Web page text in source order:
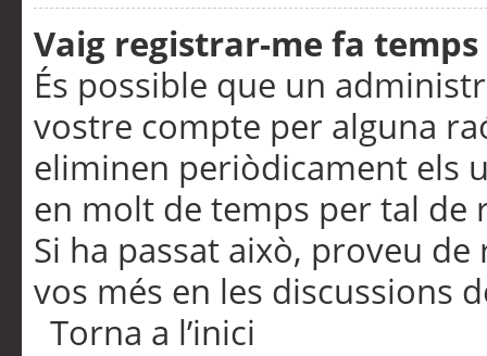
Vaig registrar-me fa
És possible que un
vostre compte per alguna
eliminen periòdicament els
en molt de temps per tal de
Si ha passat això, proveu
vos més en les discussions
Torna a l’inici